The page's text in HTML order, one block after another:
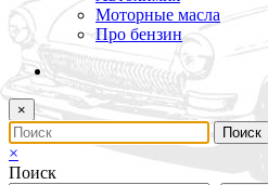
Моторные масла
Про бензин
×
×
Поиск